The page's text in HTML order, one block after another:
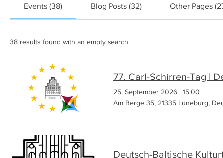
Events (38) Blog Posts (32) Other Pages
38 results found with an empty search
77. Carl-Schirren-Tag |
25. September 2026 | 15:00
Am Berge 35, 21335 Lüneburg,
Deutsch-Baltische